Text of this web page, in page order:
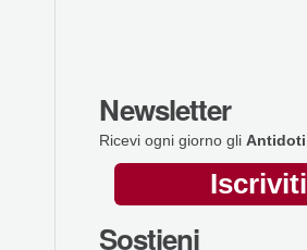
Newsletter
Ricevi ogni giorno gli Antidoti
Iscriviti
Sostieni